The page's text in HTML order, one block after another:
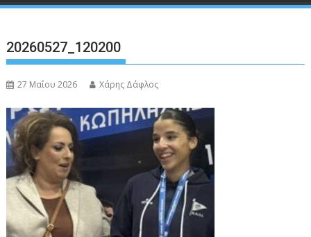
20260527_120200
27 Μαΐου 2026 Χάρης Δάφλος